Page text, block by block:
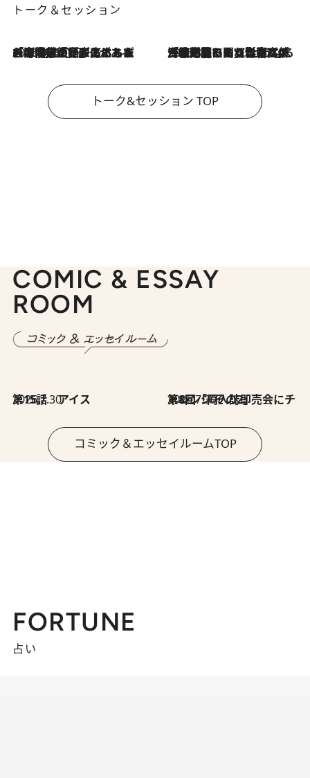
トーク＆セッション
2026.8.3
「今後値上げがあるとすれば…」「リスクがあるのは今年の冬」エネルギー専門家が語る、ホルムズ海峡封鎖が家庭にもたらす“ある心配” 2026.8.3
「住宅建てられない…」「サーチャージ料の高値が続いている」ホルムズ海峡封鎖による影響はいつまで続く？《エネルギー専門家に聞く“どうなる日本の暮らし”》
トーク&セッション TOP
COMIC & ESSAY
ROOM
2026.7.30
第15話 アイス 2026.7.30
第8回「同人誌即売会にチャレンジ その2」
コミック＆エッセイルームTOP
FORTUNE
占い